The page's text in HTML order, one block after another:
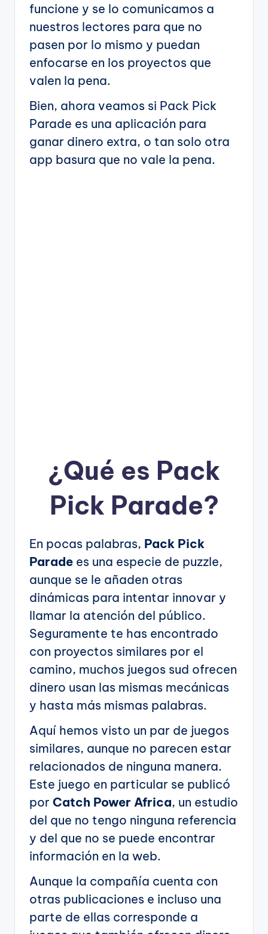
funcione y se lo comunicamos a
nuestros lectores para que no
pasen por lo mismo y puedan
enfocarse en los proyectos que
valen la pena.
Bien, ahora veamos si Pack Pick
Parade es una aplicación para
ganar dinero extra, o tan solo otra
app basura que no vale la pena.
¿Qué es Pack
Pick Parade?
En pocas palabras, Pack Pick
Parade es una especie de puzzle,
aunque se le añaden otras
dinámicas para intentar innovar y
llamar la atención del público.
Seguramente te has encontrado
con proyectos similares por el
camino, muchos juegos sud ofrecen
dinero usan las mismas mecánicas
y hasta más mismas palabras.
Aquí hemos visto un par de juegos
similares, aunque no parecen estar
relacionados de ninguna manera.
Este juego en particular se publicó
por Catch Power Africa, un estudio
del que no tengo ninguna referencia
y del que no se puede encontrar
información en la web.
Aunque la compañía cuenta con
otras publicaciones e incluso una
parte de ellas corresponde a